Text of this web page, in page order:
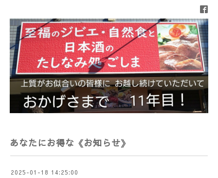
あなたにお得な《お知らせ》
2025-01-18 14:25:00